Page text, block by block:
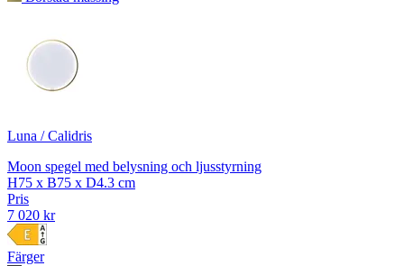
Luna / Calidris
Moon spegel med belysning och ljusstyrning
H75 x B75 x D4.3 cm
Pris
7 020 kr
Färger